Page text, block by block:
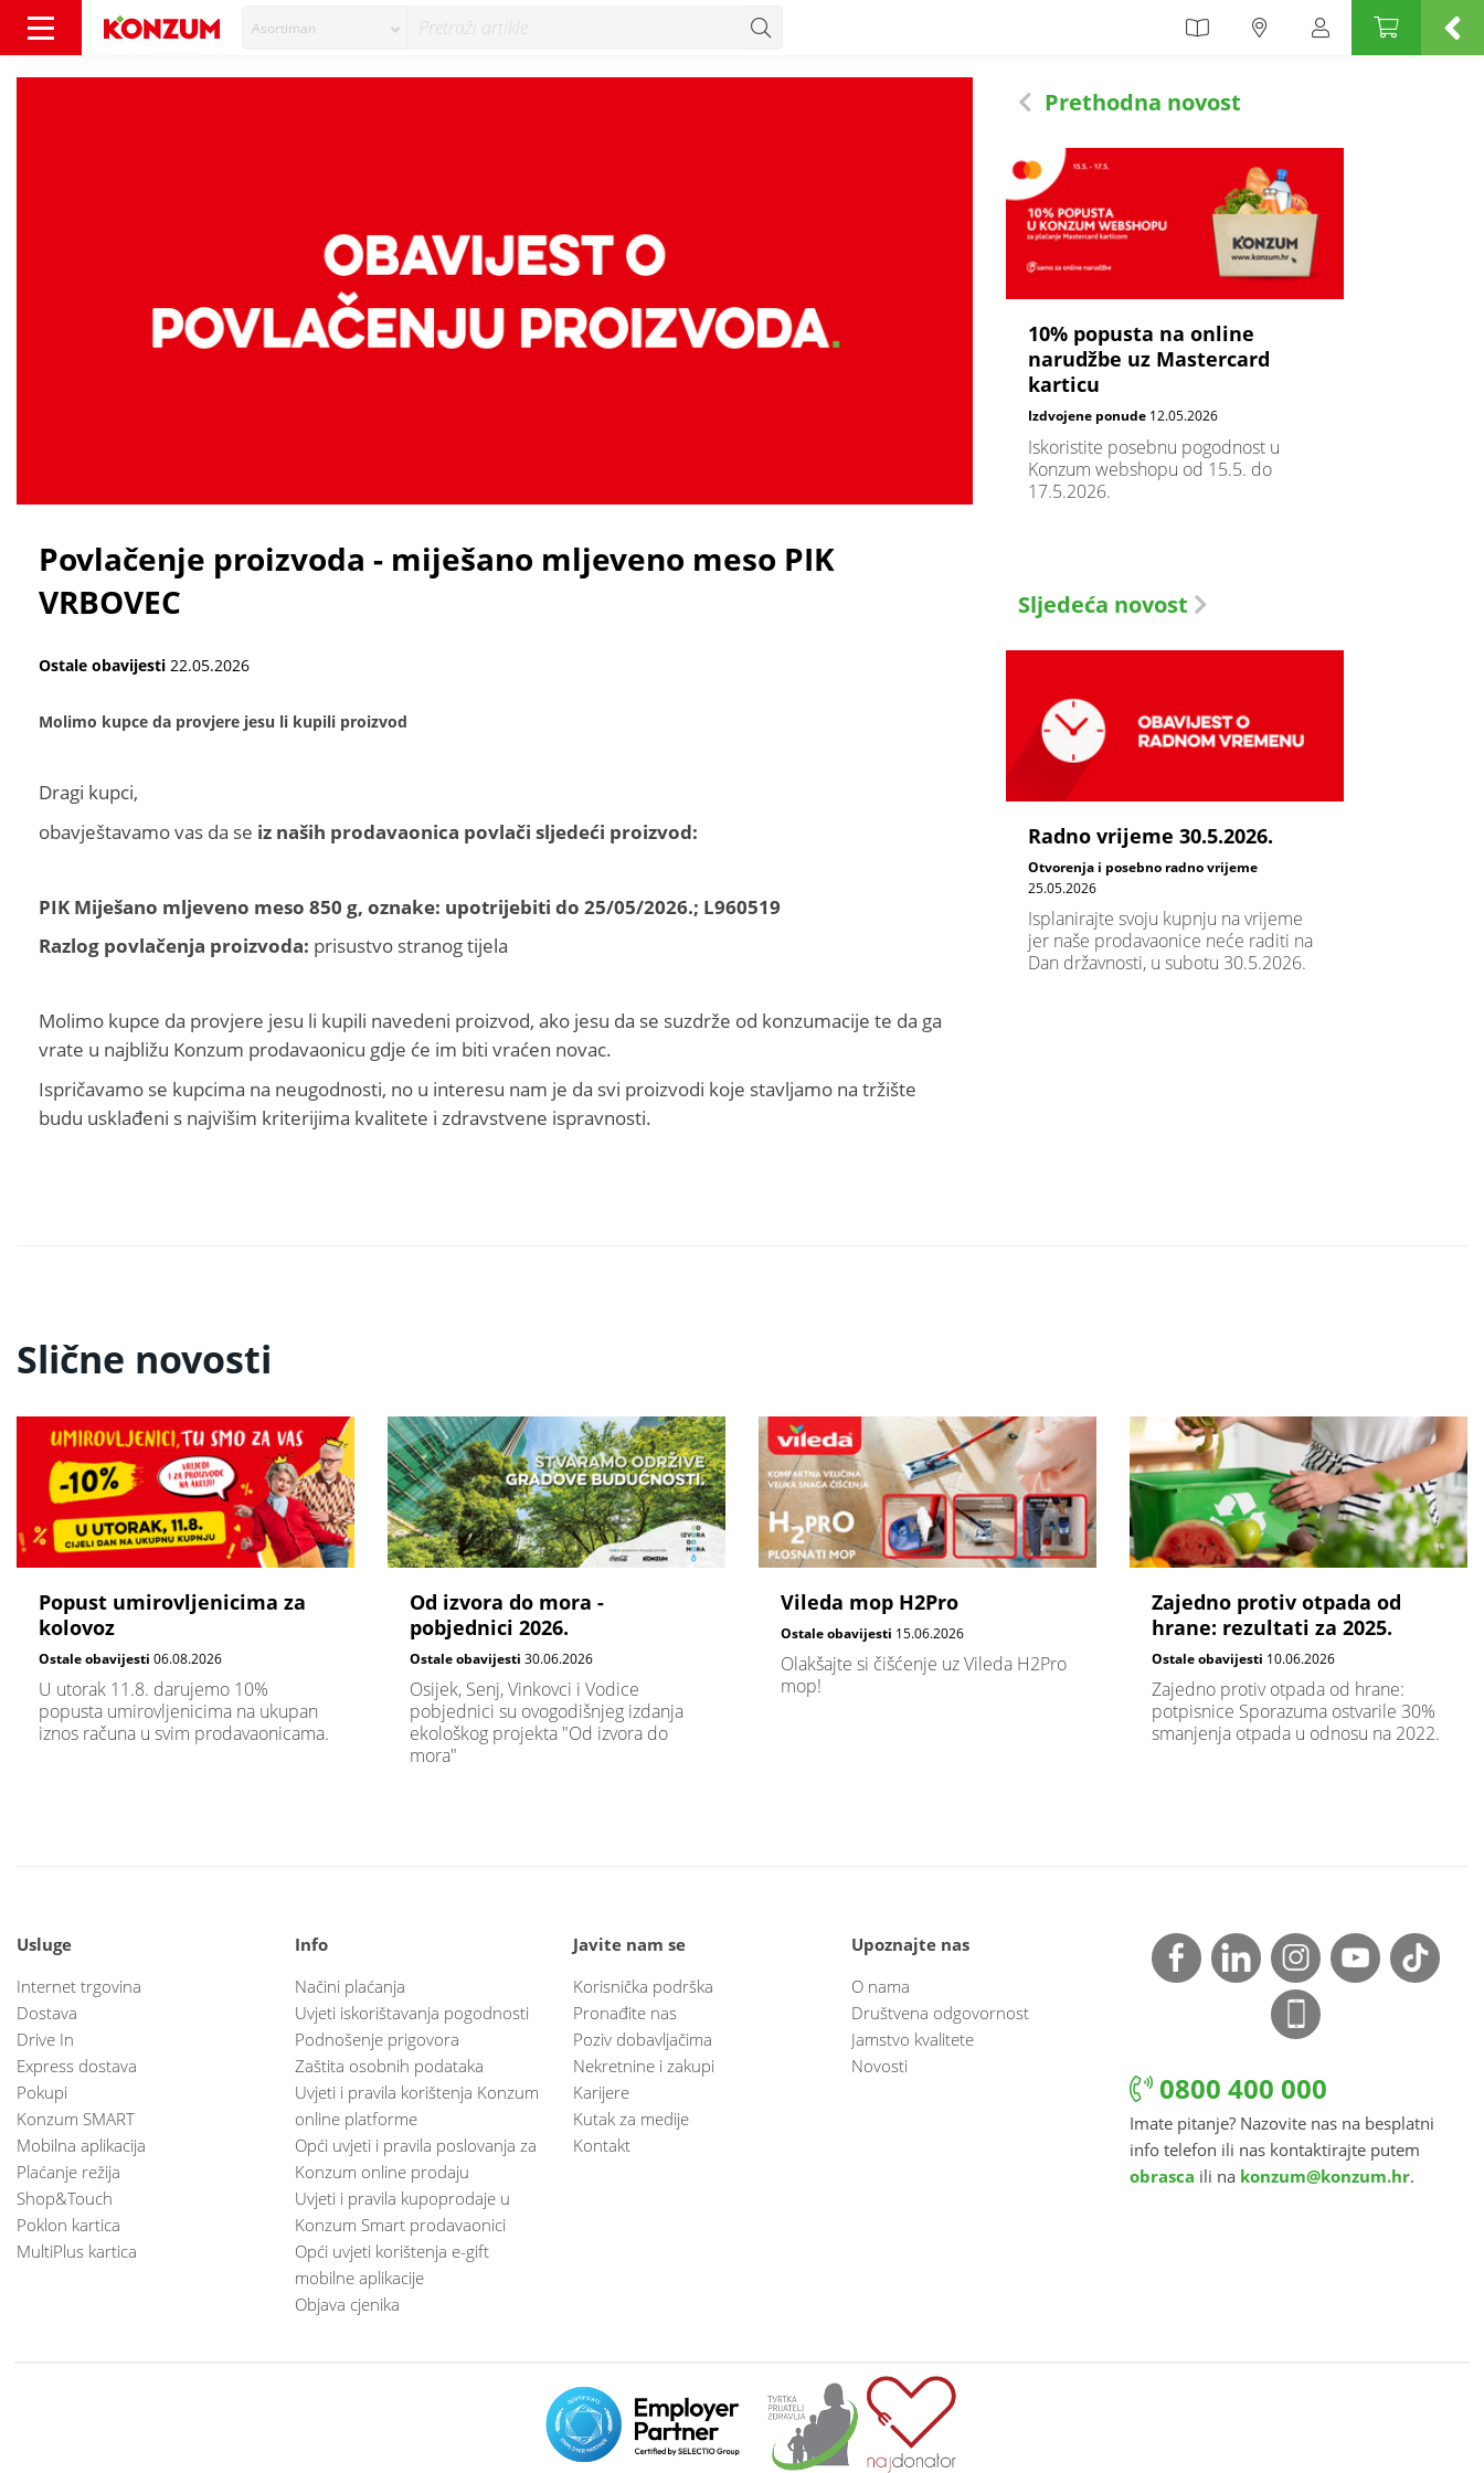
Asortiman
Povlačenje proizvoda - miješano mljeveno meso PIK
VRBOVEC
Ostale obavijesti 22.05.2026
Molimo kupce da provjere jesu li kupili proizvod
Dragi kupci,
obavještavamo vas da se iz naših prodavaonica povlači sljedeći proizvod:
PIK Miješano mljeveno meso 850 g, oznake: upotrijebiti do 25/05/2026.; L960519
Razlog povlačenja proizvoda: prisustvo stranog tijela
Molimo kupce da provjere jesu li kupili navedeni proizvod, ako jesu da se suzdrže od konzumacije te da ga
vrate u najbližu Konzum prodavaonicu gdje će im biti vraćen novac.
Ispričavamo se kupcima na neugodnosti, no u interesu nam je da svi proizvodi koje stavljamo na tržište
budu usklađeni s najvišim kriterijima kvalitete i zdravstvene ispravnosti.
Prethodna novost
10% popusta na online
narudžbe uz Mastercard
karticu
Izdvojene ponude 12.05.2026
Iskoristite posebnu pogodnost u
Konzum webshopu od 15.5. do
17.5.2026.
Sljedeća novost
Radno vrijeme 30.5.2026.
Otvorenja i posebno radno vrijeme
25.05.2026
Isplanirajte svoju kupnju na vrijeme
jer naše prodavaonice neće raditi na
Dan državnosti, u subotu 30.5.2026.
Slične novosti
Popust umirovljenicima za
kolovoz
Ostale obavijesti 06.08.2026
U utorak 11.8. darujemo 10%
popusta umirovljenicima na ukupan
iznos računa u svim prodavaonicama.
Od izvora do mora -
pobjednici 2026.
Ostale obavijesti 30.06.2026
Osijek, Senj, Vinkovci i Vodice
pobjednici su ovogodišnjeg izdanja
ekološkog projekta "Od izvora do
mora"
Vileda mop H2Pro
Ostale obavijesti 15.06.2026
Olakšajte si čišćenje uz Vileda H2Pro
mop!
Zajedno protiv otpada od
hrane: rezultati za 2025.
Ostale obavijesti 10.06.2026
Zajedno protiv otpada od hrane:
potpisnice Sporazuma ostvarile 30%
smanjenja otpada u odnosu na 2022.
Usluge
Internet trgovina
Dostava
Drive In
Express dostava
Pokupi
Konzum SMART
Mobilna aplikacija
Plaćanje režija
Shop&Touch
Poklon kartica
MultiPlus kartica
Info
Načini plaćanja
Uvjeti iskorištavanja pogodnosti
Podnošenje prigovora
Zaštita osobnih podataka
Uvjeti i pravila korištenja Konzum
online platforme
Opći uvjeti i pravila poslovanja za
Konzum online prodaju
Uvjeti i pravila kupoprodaje u
Konzum Smart prodavaonici
Opći uvjeti korištenja e-gift
mobilne aplikacije
Objava cjenika
Javite nam se
Korisnička podrška
Pronađite nas
Poziv dobavljačima
Nekretnine i zakupi
Karijere
Kutak za medije
Kontakt
Upoznajte nas
O nama
Društvena odgovornost
Jamstvo kvalitete
Novosti
0800 400 000
Imate pitanje? Nazovite nas na besplatni
info telefon ili nas kontaktirajte putem
obrasca ili na konzum@konzum.hr.